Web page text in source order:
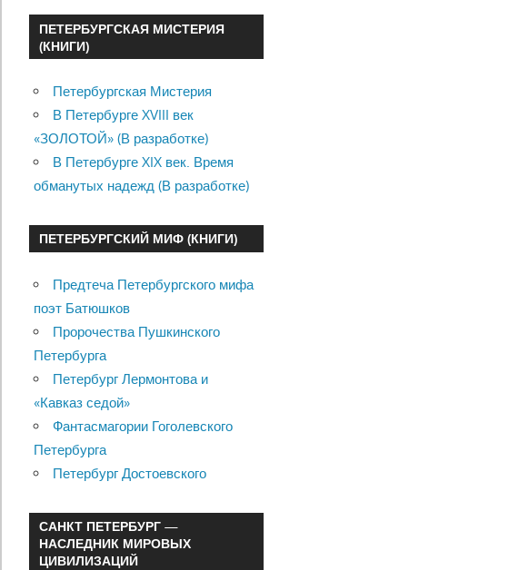
ПЕТЕРБУРГСКАЯ МИСТЕРИЯ
(КНИГИ)
Петербургская Мистерия
В Петербурге XVIII век
«ЗОЛОТОЙ» (В разработке)
В Петербурге XIX век. Время
обманутых надежд (В разработке)
ПЕТЕРБУРГСКИЙ МИФ (КНИГИ)
Предтеча Петербургского мифа
поэт Батюшков
Пророчества Пушкинского
Петербурга
Петербург Лермонтова и
«Кавказ седой»
Фантасмагории Гоголевского
Петербурга
Петербург Достоевского
САНКТ ПЕТЕРБУРГ —
НАСЛЕДНИК МИРОВЫХ
ЦИВИЛИЗАЦИЙ